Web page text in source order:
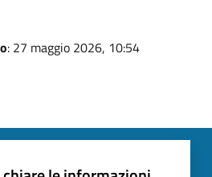
: 27 maggio 2026, 10:54